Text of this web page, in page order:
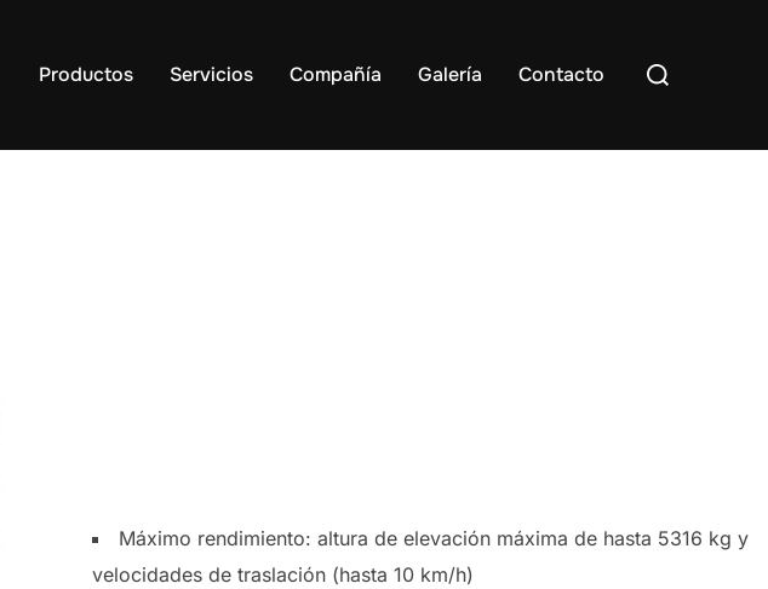
Productos Servicios Compañía Galería Contacto
Buscar:
Máximo rendimiento: altura de elevación máxima de hasta 5316 kg y
velocidades de traslación (hasta 10 km/h)